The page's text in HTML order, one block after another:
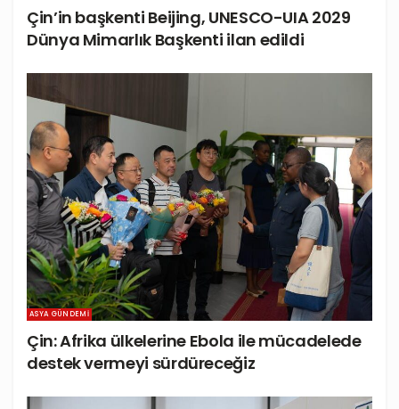
Çin’in başkenti Beijing, UNESCO-UIA 2029
Dünya Mimarlık Başkenti ilan edildi
ASYA GÜNDEMI
Çin: Afrika ülkelerine Ebola ile mücadelede
destek vermeyi sürdüreceğiz